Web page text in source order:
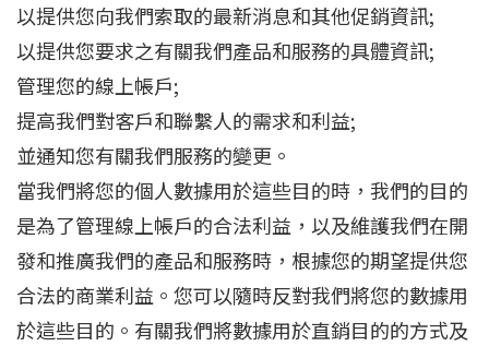
以提供您向我們索取的最新消息和其他促銷資訊;
以提供您要求之有關我們產品和服務的具體資訊;
管理您的線上帳戶;
提高我們對客戶和聯繫人的需求和利益;
並通知您有關我們服務的變更。
當我們將您的個人數據用於這些目的時，我們的目的
是為了管理線上帳戶的合法利益，以及維護我們在開
發和推廣我們的產品和服務時，根據您的期望提供您
合法的商業利益。您可以隨時反對我們將您的數據用
於這些目的。有關我們將數據用於直銷目的的方式及